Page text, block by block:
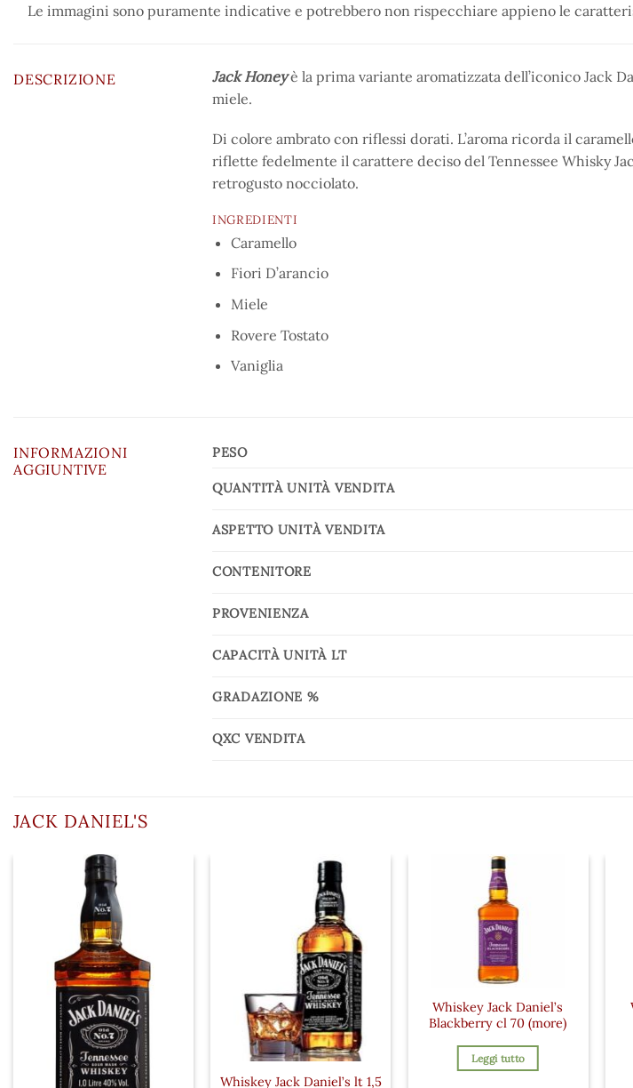
Le immagini sono puramente indicative e potrebbero non rispecchiare appieno le
DESCRIZIONE Jack Honeyè la prima variante aromatizzata dell’iconico Jack
miele.
Di colore ambrato con riflessi dorati. L’aroma ricorda il
riflette fedelmente il carattere deciso del Tennessee Whisky
retrogusto nocciolato.
INGREDIENTI
Caramello
Fiori D’arancio
Miele
Rovere Tostato
Vaniglia
INFORMAZIONI
AGGIUNTIVE
PESO
QUANTITÀ UNITÀ VENDITA
ASPETTO UNITÀ VENDITA
CONTENITORE
PROVENIENZA
CAPACITÀ UNITÀ LT
GRADAZIONE %
QXC VENDITA
JACK DANIEL'S
Whiskey Jack Daniel’s lt 1,5
Whiskey Jack Daniel’s
Blackberry cl 70 (more)
Leggi tutto